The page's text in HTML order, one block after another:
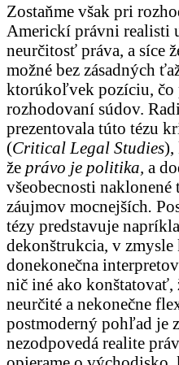
Zostaňme však pri
Americkí právni realisti
neurčitosť práva, a síce
možné bez zásadných
ktorúkoľvek pozíciu, čo
rozhodovaní súdov.
prezentovala túto tézu
(Critical Legal Studies),
že právo je politika, a
všeobecnosti naklonené
záujmov mocnejších.
tézy predstavuje
dekonštrukcia, v zmysle
donekonečna
nič iné ako konštatovať,
neurčité a nekonečne
postmoderný pohľad je
nezodpovedá realite